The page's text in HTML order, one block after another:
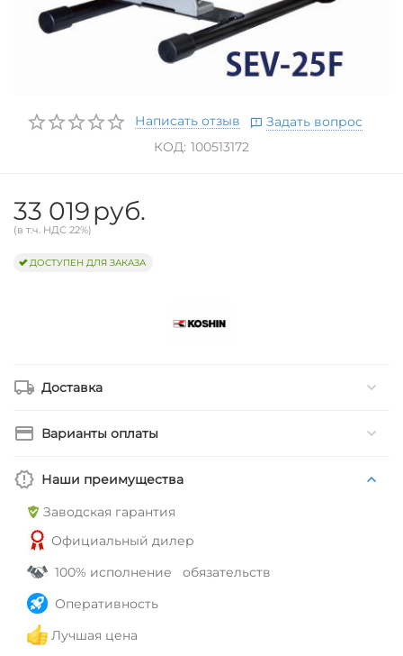
Написать отзыв
Задать вопрос
КОД: 100513172
33 019руб.
(в т.ч. НДС 22%)
ДОСТУПЕН ДЛЯ ЗАКАЗА
Доставка
Варианты оплаты
Наши преимущества
Заводская гарантия
Официальный дилер
100% исполнение обязательств
Оперативность
Лучшая цена